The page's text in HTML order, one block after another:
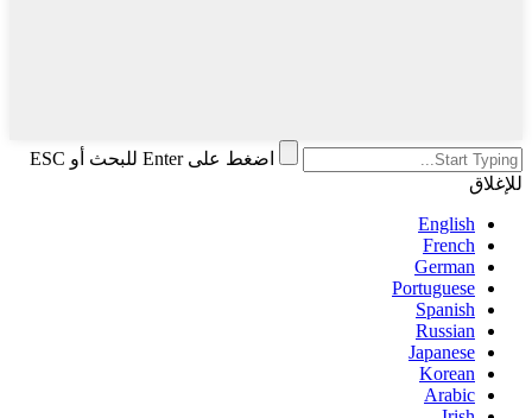
اضغط على Enter للبحث أو ESC
للإغلاق
English
French
German
Portuguese
Spanish
Russian
Japanese
Korean
Arabic